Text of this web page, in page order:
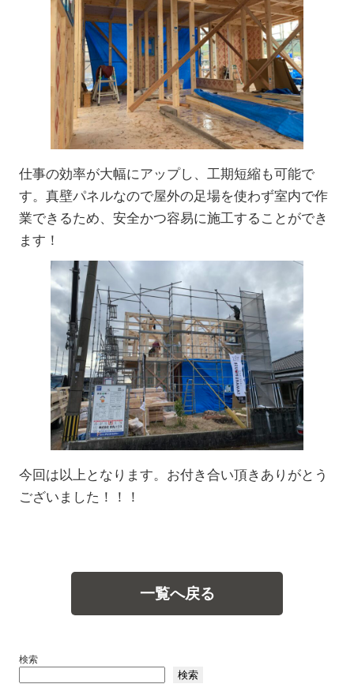
仕事の効率が大幅にアップし、工期短縮も可能で
す。真壁パネルなので屋外の足場を使わず室内で作
業できるため、安全かつ容易に施工することができ
ます！
今回は以上となります。お付き合い頂きありがとう
ございました！！！
一覧へ戻る
検索
検索